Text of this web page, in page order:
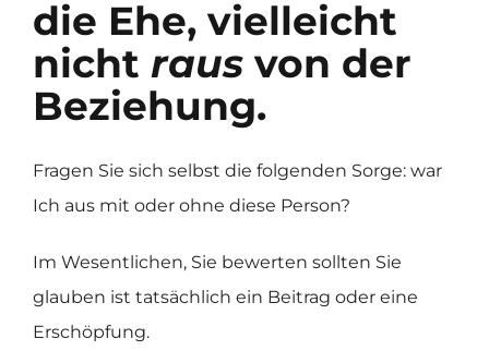
die Ehe, vielleicht
nicht raus von der
Beziehung.
Fragen Sie sich selbst die folgenden Sorge: war
Ich aus mit oder ohne diese Person?
Im Wesentlichen, Sie bewerten sollten Sie
glauben ist tatsächlich ein Beitrag oder eine
Erschöpfung.